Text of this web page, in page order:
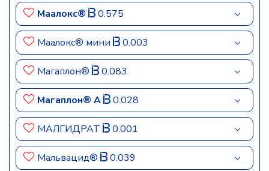
Маалокс® 0.575
Маалокс® мини 0.003
Магаплон® 0.083
Магаплон® А 0.028
МАЛГИДРАТ 0.001
Мальвацид® 0.039